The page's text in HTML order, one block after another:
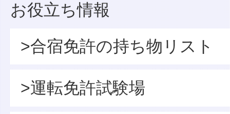
お役立ち情報
>合宿免許の持ち物リスト
>運転免許試験場